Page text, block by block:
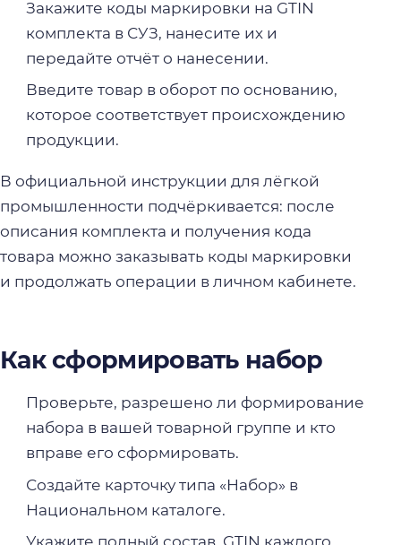
Закажите коды маркировки на GTIN
комплекта в СУЗ, нанесите их и
передайте отчёт о нанесении.
Введите товар в оборот по основанию,
которое соответствует происхождению
продукции.
В официальной инструкции для лёгкой
промышленности подчёркивается: после
описания комплекта и получения кода
товара можно заказывать коды маркировки
и продолжать операции в личном кабинете.
Как сформировать набор
Проверьте, разрешено ли формирование
набора в вашей товарной группе и кто
вправе его сформировать.
Создайте карточку типа «Набор» в
Национальном каталоге.